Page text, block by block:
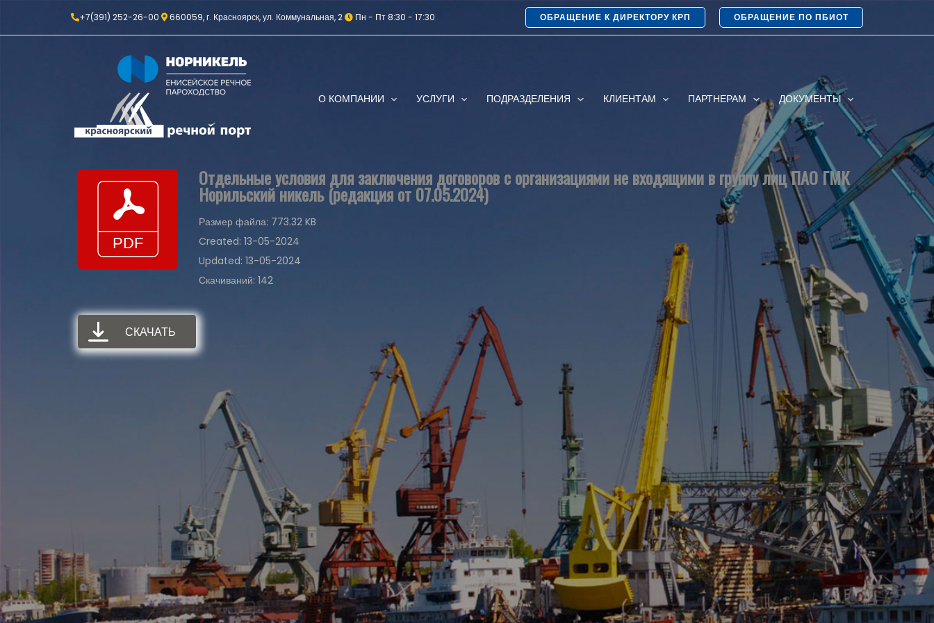
+7(391) 252-26-00 660059, г. Красноярск, ул. Коммунальная, 2 Пн - Пт 8:30 - 17:30 ОБРАЩЕНИЕ К ДИРЕКТОРУ КРП ОБРАЩЕНИЕ ПО ПБИОТ
О КОМПАНИИ УСЛУГИ ПОДРАЗДЕЛЕНИЯ КЛИЕНТАМ ПАРТНЕРАМ ДОКУМЕНТЫ
Отдельные условия для заключения договоров с организациями не входящими в группу лиц ПАО ГМК
Норильский никель (редакция от 07.05.2024)
Размер файла: 773.32 KB
Created: 13-05-2024
Updated: 13-05-2024
Скачиваний: 142
СКАЧАТЬ